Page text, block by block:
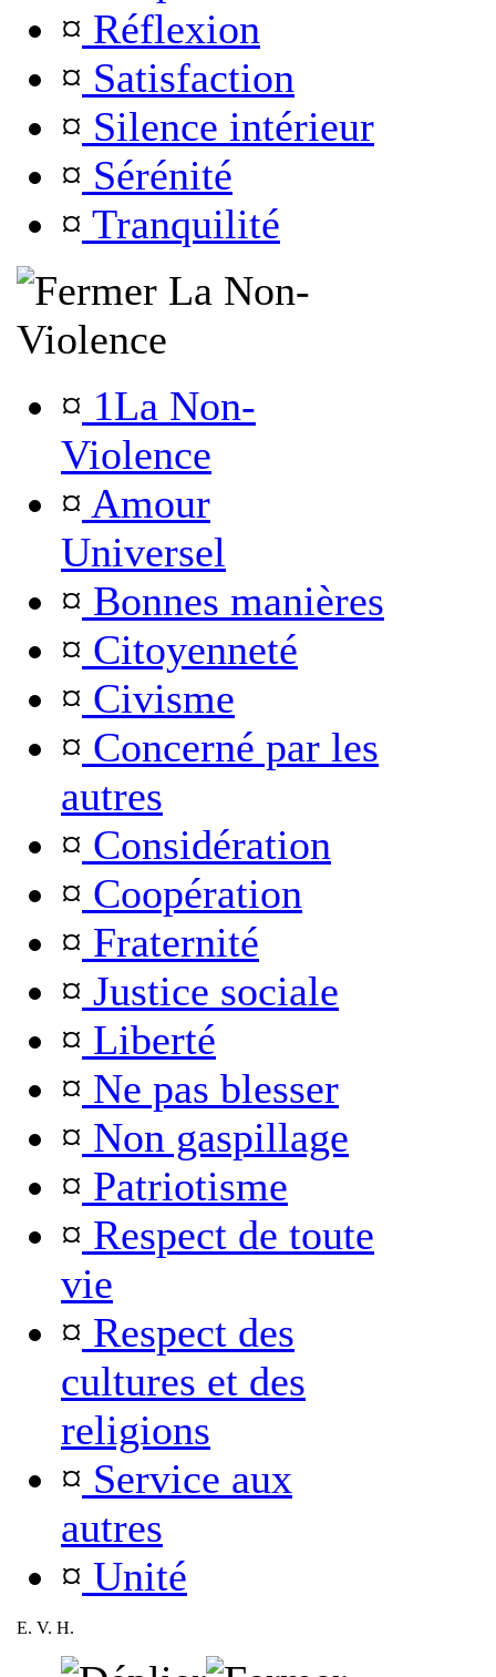
¤ Réflexion
¤ Satisfaction
¤ Silence intérieur
¤ Sérénité
¤ Tranquilité
La Non-
Violence
¤ 1La Non-
Violence
¤ Amour
Universel
¤ Bonnes manières
¤ Citoyenneté
¤ Civisme
¤ Concerné par les
autres
¤ Considération
¤ Coopération
¤ Fraternité
¤ Justice sociale
¤ Liberté
¤ Ne pas blesser
¤ Non gaspillage
¤ Patriotisme
¤ Respect de toute
vie
¤ Respect des
cultures et des
religions
¤ Service aux
autres
¤ Unité
E. V. H.